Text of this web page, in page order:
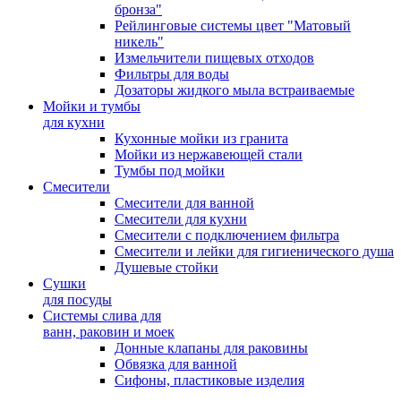
бронза"
Рейлинговые системы цвет "Матовый
никель"
Измельчители пищевых отходов
Фильтры для воды
Дозаторы жидкого мыла встраиваемые
Мойки и тумбы
для кухни
Кухонные мойки из гранита
Мойки из нержавеющей стали
Тумбы под мойки
Смесители
Смесители для ванной
Смесители для кухни
Смесители с подключением фильтра
Cмесители и лейки для гигиенического душа
Душевые стойки
Сушки
для посуды
Системы слива для
ванн, раковин и моек
Донные клапаны для раковины
Обвязка для ванной
Сифоны, пластиковые изделия